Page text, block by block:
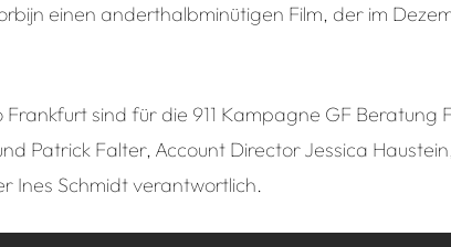
einen anderthalbminütigen Film, der im
Frankfurt sind für die 911 Kampagne GF
Patrick Falter, Account Director Jessica
Ines Schmidt verantwortlich.